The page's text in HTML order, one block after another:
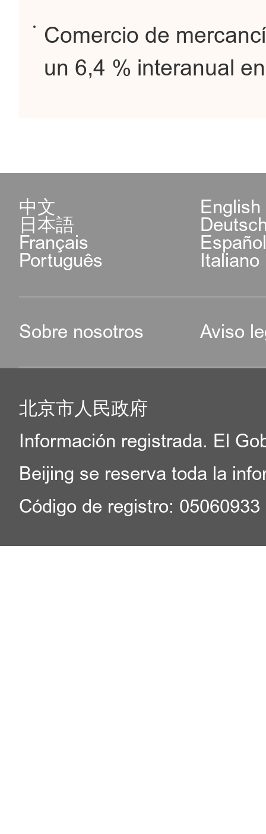
Comercio de
un 6,4 % interanual
中文 English
日本語
Français
Português Italiano
Sobre nosotros Aviso
北京市人民政府
Información registrada. El
Beijing se reserva toda la
Código de registro: 05060933